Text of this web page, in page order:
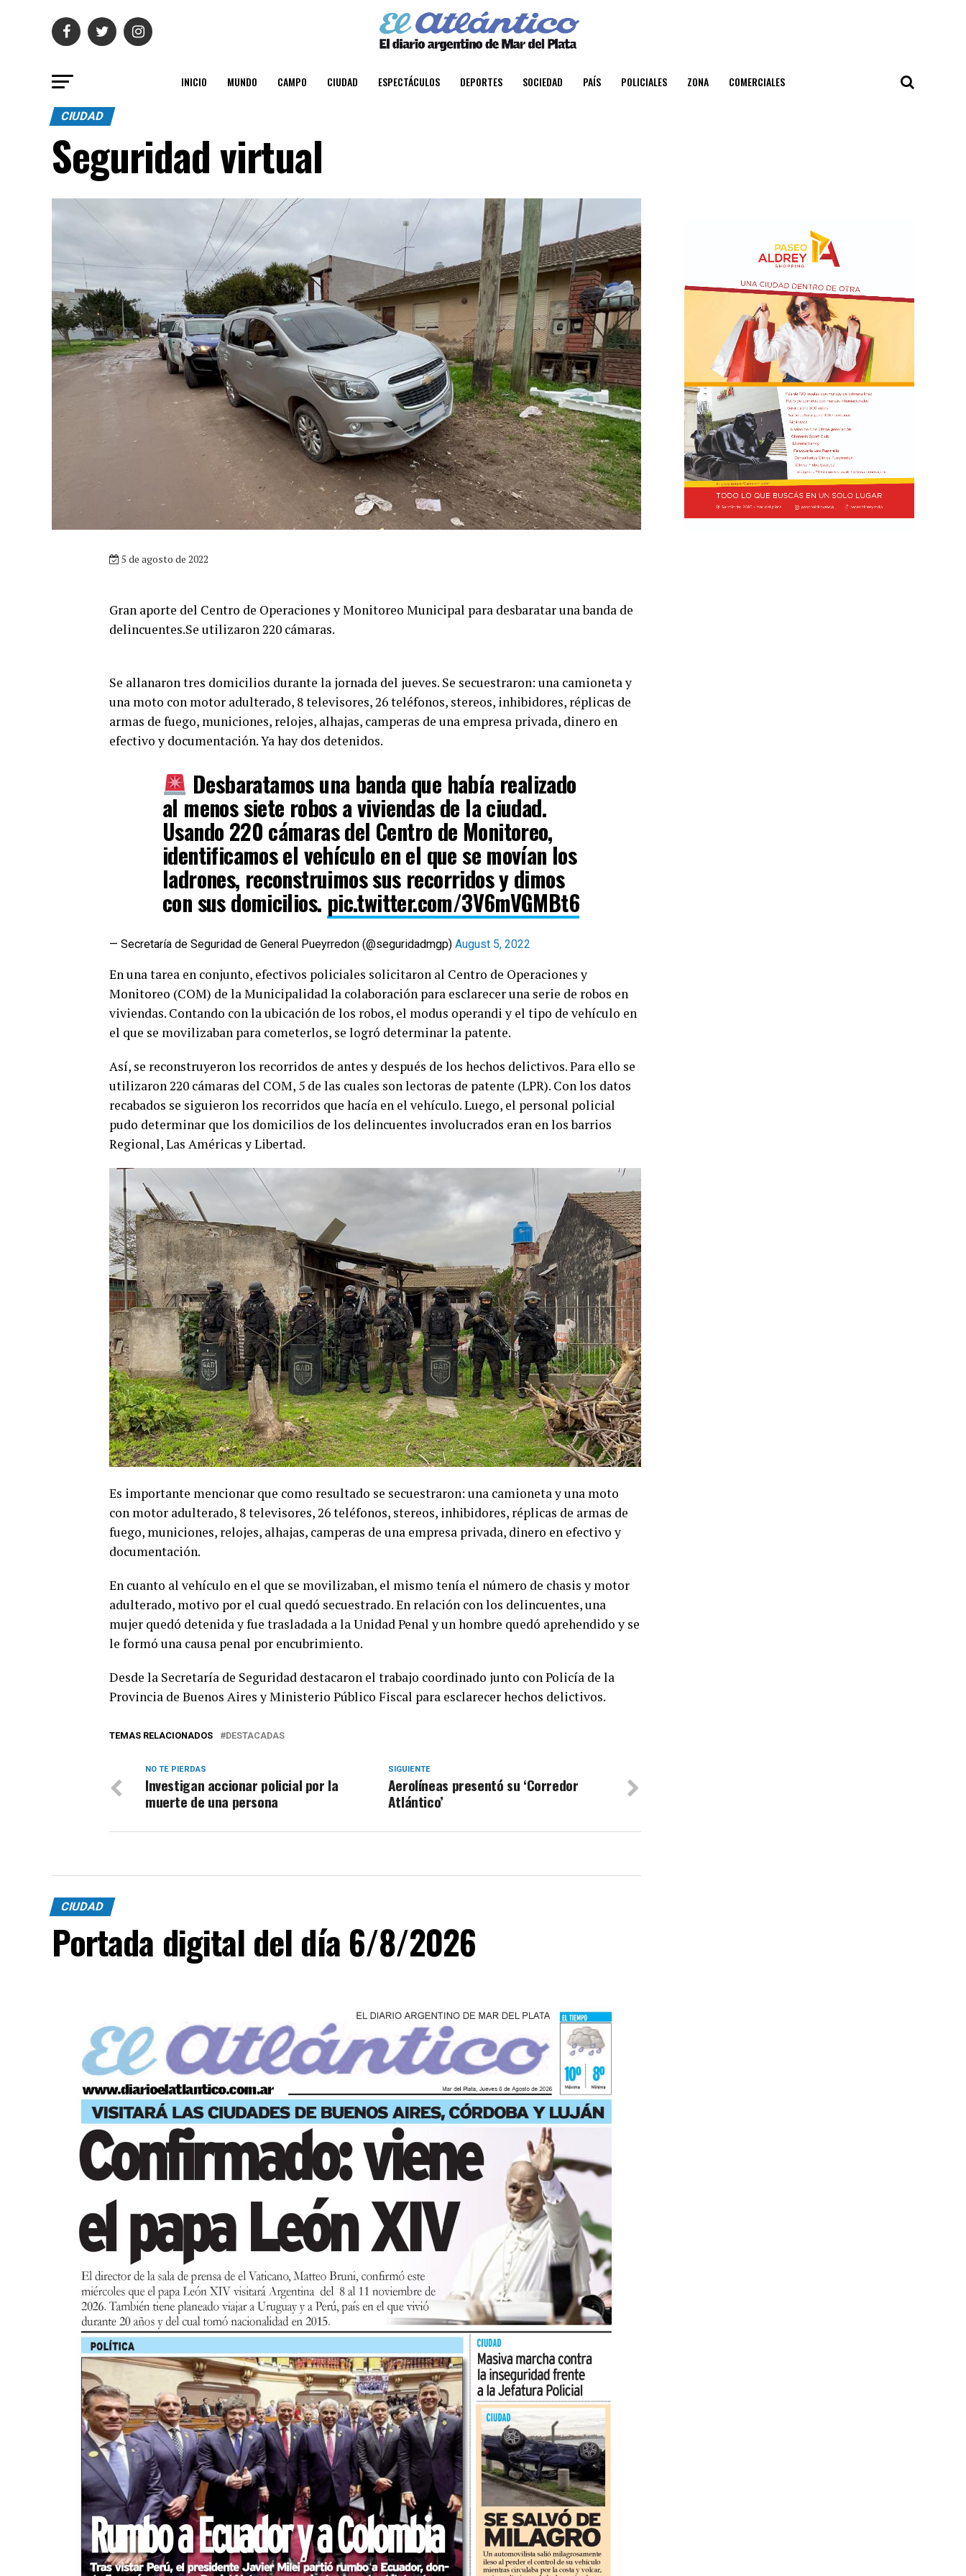
INICIO MUNDO CAMPO CIUDAD ESPECTÁCULOS DEPORTES SOCIEDAD PAÍS POLICIALES ZONA COMERCIALES
CIUDAD
Seguridad virtual
5 de agosto de 2022
Gran aporte del Centro de Operaciones y Monitoreo Municipal para desbaratar una banda de
delincuentes.Se utilizaron 220 cámaras.
Se allanaron tres domicilios durante la jornada del jueves. Se secuestraron: una camioneta y
una moto con motor adulterado, 8 televisores, 26 teléfonos, stereos, inhibidores, réplicas de
armas de fuego, municiones, relojes, alhajas, camperas de una empresa privada, dinero en
efectivo y documentación. Ya hay dos detenidos.
Desbaratamos una banda que había realizado
al menos siete robos a viviendas de la ciudad.
Usando 220 cámaras del Centro de Monitoreo,
identificamos el vehículo en el que se movían los
ladrones, reconstruimos sus recorridos y dimos
con sus domicilios. pic.twitter.com/3V6mVGMBt6
— Secretaría de Seguridad de General Pueyrredon (@seguridadmgp) August 5, 2022
En una tarea en conjunto, efectivos policiales solicitaron al Centro de Operaciones y
Monitoreo (COM) de la Municipalidad la colaboración para esclarecer una serie de robos en
viviendas. Contando con la ubicación de los robos, el modus operandi y el tipo de vehículo en
el que se movilizaban para cometerlos, se logró determinar la patente.
Así, se reconstruyeron los recorridos de antes y después de los hechos delictivos. Para ello se
utilizaron 220 cámaras del COM, 5 de las cuales son lectoras de patente (LPR). Con los datos
recabados se siguieron los recorridos que hacía en el vehículo. Luego, el personal policial
pudo determinar que los domicilios de los delincuentes involucrados eran en los barrios
Regional, Las Américas y Libertad.
Es importante mencionar que como resultado se secuestraron: una camioneta y una moto
con motor adulterado, 8 televisores, 26 teléfonos, stereos, inhibidores, réplicas de armas de
fuego, municiones, relojes, alhajas, camperas de una empresa privada, dinero en efectivo y
documentación.
En cuanto al vehículo en el que se movilizaban, el mismo tenía el número de chasis y motor
adulterado, motivo por el cual quedó secuestrado. En relación con los delincuentes, una
mujer quedó detenida y fue trasladada a la Unidad Penal y un hombre quedó aprehendido y se
le formó una causa penal por encubrimiento.
Desde la Secretaría de Seguridad destacaron el trabajo coordinado junto con Policía de la
Provincia de Buenos Aires y Ministerio Público Fiscal para esclarecer hechos delictivos.
TEMAS RELACIONADOS DESTACADAS
SIGUIENTE
Aerolíneas presentó su ‘Corredor
Atlántico’
NO TE PIERDAS
Investigan accionar policial por la
muerte de una persona
CIUDAD
Portada digital del día 6/8/2026